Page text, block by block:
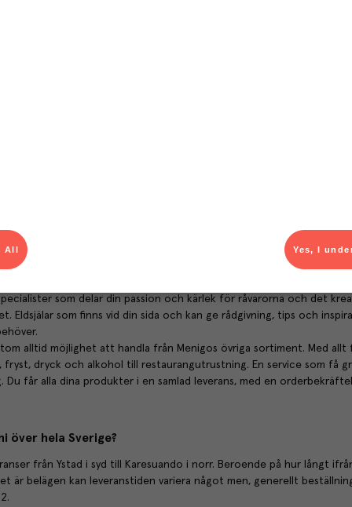
egen produktionsenhet i Årsta, Stockholm, sker förädling av såväl
som levererar och lever upp till våra hållbarhetskrav. Det
handla hos Färskvaruhallen Menigo?
som delar din passion och kärlek för råvarorna och det
Eldsjälar som finns vid din sida och kan ge rådgivning, tips och
alltid möjlighet att handla från Menigos övriga sortiment. Med allt
fryst, dryck och alkohol till restaurangutrustning. En service som få
Du får alla dina produkter i en samlad leverans, med en
över hela Sverige?
från Ystad i syd till Karesuando i norr. Beroende på hur långt
är belägen kan leveranstiden variera något men, generellt
Yes, I
All